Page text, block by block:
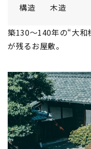
構造
木造
築130〜140年の“⼤和
が残るお屋敷。